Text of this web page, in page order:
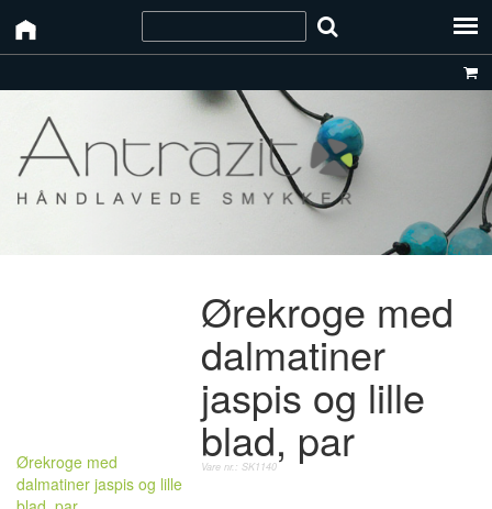
Ørekroge med
dalmatiner jaspis og lille
Ørekroge med
dalmatiner
jaspis og lille
blad, par
Vare nr.: SK1140